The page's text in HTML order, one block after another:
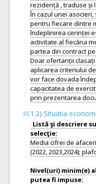
rezidență , traduse și
În cazul unei
pentru fiecare dintre
îndeplinirea cerinței
activitate al fiecărui
partea din contract
Doar ofertanții
aplicarea criteriului
vor face dovada
capacitatea de
prin prezentarea
III.1.2) Situatia
Listă şi descriere
Media cifrei de
(2022, 2023,2024);
Nivel(uri) minim(e)